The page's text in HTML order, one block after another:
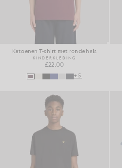
Katoenen T-shirt met ronde hals
KINDERKLEDING
£22.00
+5